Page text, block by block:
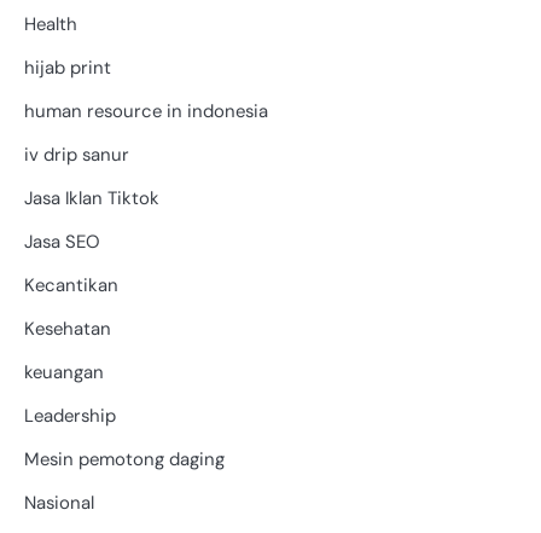
Health
hijab print
human resource in indonesia
iv drip sanur
Jasa Iklan Tiktok
Jasa SEO
Kecantikan
Kesehatan
keuangan
Leadership
Mesin pemotong daging
Nasional